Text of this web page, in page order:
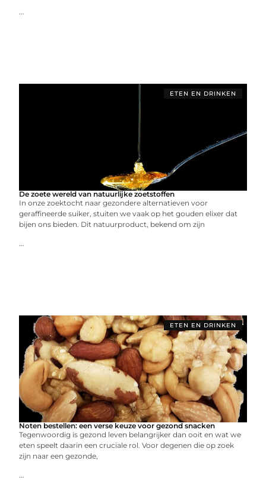
...
ETEN EN DRINKEN
De zoete wereld van natuurlijke zoetstoffen
In onze zoektocht naar gezondere alternatieven voor
geraffineerde suiker, stuiten we vaak op het gouden elixer dat
bijen ons bieden. Dit natuurproduct, bekend om zijn
...
ETEN EN DRINKEN
Noten bestellen: een verse keuze voor gezond snacken
Tegenwoordig is gezond leven belangrijker dan ooit en wat we
eten speelt daarin een cruciale rol. Voor degenen die op zoek
zijn naar een gezonde,
...